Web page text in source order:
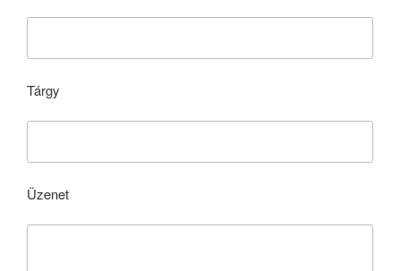
Tárgy
Üzenet